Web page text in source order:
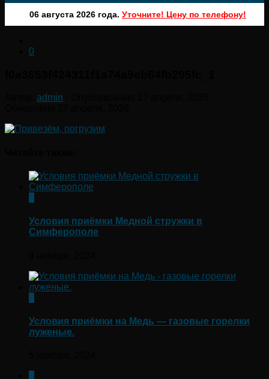
06 августа 2026 года. Уточните! Цену по телефону!
0
admin
Условия приёмки Медной стружки в
Симферополе
Условия приёмки на Медь — газовые горелки
луженые.